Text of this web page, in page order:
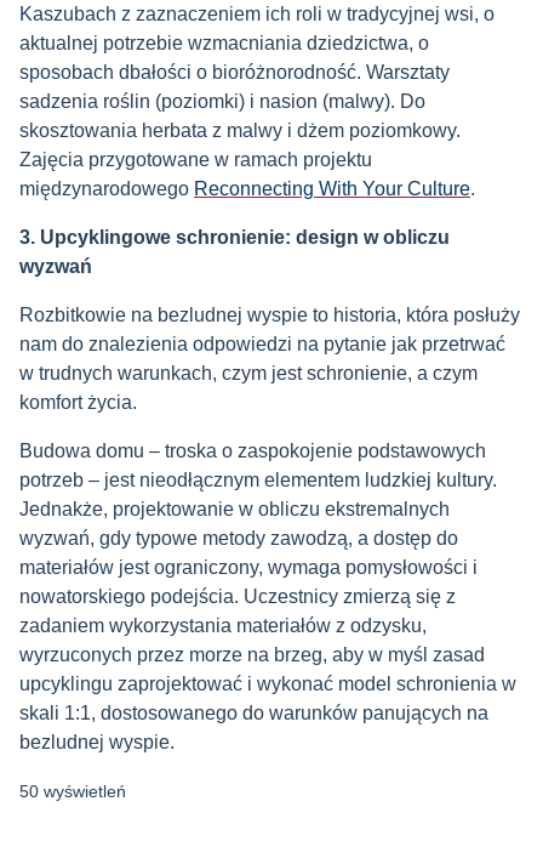
Kaszubach z zaznaczeniem ich roli w tradycyjnej wsi, o
aktualnej potrzebie wzmacniania dziedzictwa, o
sposobach dbałości o bioróżnorodność. Warsztaty
sadzenia roślin (poziomki) i nasion (malwy). Do
skosztowania herbata z malwy i dżem poziomkowy.
Zajęcia przygotowane w ramach projektu
międzynarodowego Reconnecting With Your Culture.
3. Upcyklingowe schronienie: design w obliczu
wyzwań
Rozbitkowie na bezludnej wyspie to historia, która posłuży
nam do znalezienia odpowiedzi na pytanie jak przetrwać
w trudnych warunkach, czym jest schronienie, a czym
komfort życia.
Budowa domu – troska o zaspokojenie podstawowych
potrzeb – jest nieodłącznym elementem ludzkiej kultury.
Jednakże, projektowanie w obliczu ekstremalnych
wyzwań, gdy typowe metody zawodzą, a dostęp do
materiałów jest ograniczony, wymaga pomysłowości i
nowatorskiego podejścia. Uczestnicy zmierzą się z
zadaniem wykorzystania materiałów z odzysku,
wyrzuconych przez morze na brzeg, aby w myśl zasad
upcyklingu zaprojektować i wykonać model schronienia w
skali 1:1, dostosowanego do warunków panujących na
bezludnej wyspie.
50 wyświetleń